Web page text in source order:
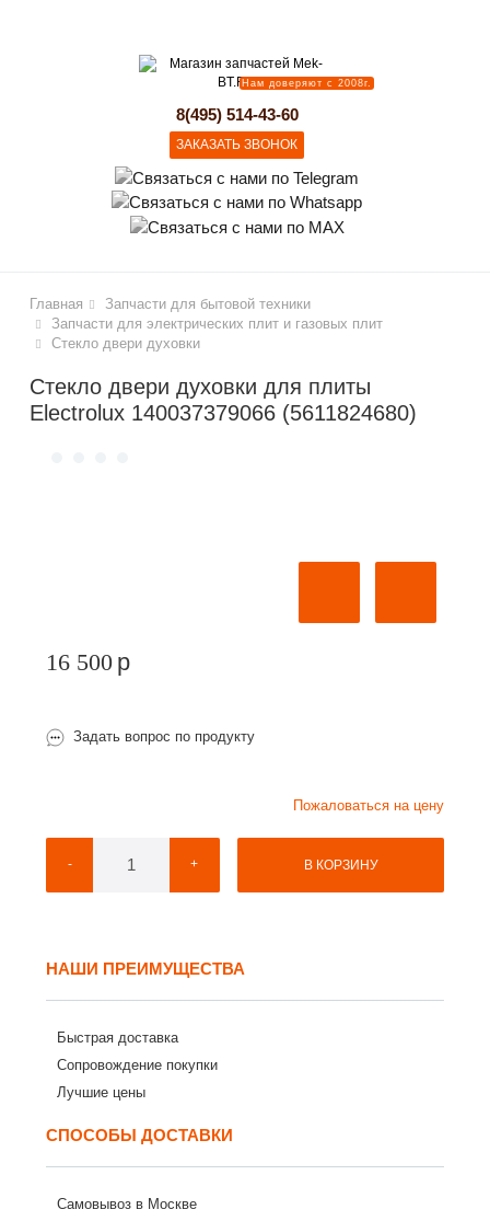
Нам доверяют с 2008г.
8(495) 514-43-60
ЗАКАЗАТЬ ЗВОНОК
Главная
Запчасти для бытовой техники
Запчасти для электрических плит и газовых плит
Стекло двери духовки
Стекло двери духовки для плиты
Electrolux 140037379066 (5611824680)
16 500 p
Задать вопрос по продукту
Пожаловаться на цену
- + В КОРЗИНУ
НАШИ ПРЕИМУЩЕСТВА
Быстрая доставка
Сопровождение покупки
Лучшие цены
СПОСОБЫ ДОСТАВКИ
Самовывоз в Москве